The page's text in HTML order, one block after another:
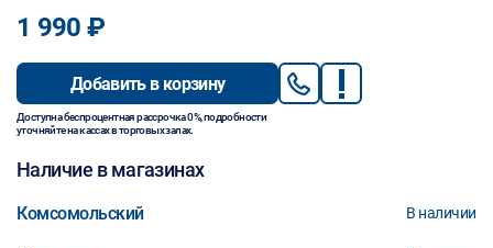
1 990 ₽
Добавить в корзину
Доступна беспроцентная рассрочка 0%, подробности
уточняйте на кассах в торговых залах.
Наличие в магазинах
Комсомольский В наличии